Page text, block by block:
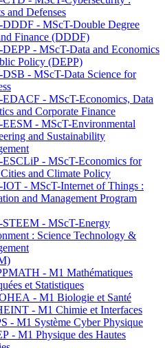
and Defenses
DDDF - MScT-Double Degree
Finance (DDDF)
- MScT-Data and Economics
Policy (DEPP)
- MScT-Data Science for
EDACF - MScT-Economics, Data
and Corporate Finance
- MScT-Environmental
and Sustainability
ESCLiP - MScT-Economics for
and Climate Policy
IOT - MScT-Internet of Things :
and Management Program
STEEM - MScT-Energy
: Science Technology &
- M1 Mathématiques
et Statistiques
- M1 Biologie et Santé
- M1 Chimie et Interfaces
- M1 Système Cyber Physique
- M1 Physique des Hautes